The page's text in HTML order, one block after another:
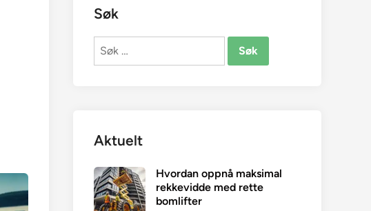
Søk
Søk
Aktuelt
Hvordan oppnå maksimal
rekkevidde med rette
bomlifter